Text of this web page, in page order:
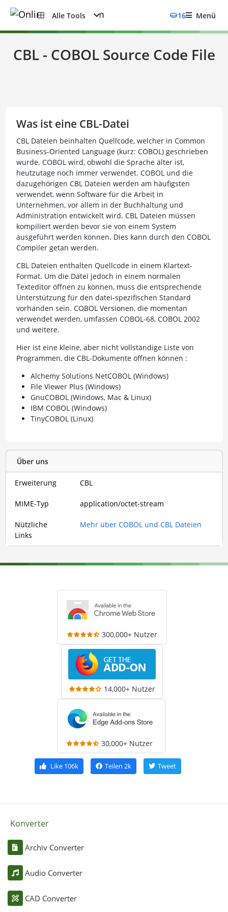
Alle Tools 16 Menü
CBL - COBOL Source Code File
Was ist eine CBL-Datei
CBL Dateien beinhalten Quellcode, welcher in Common
Business-Oriented Language (kurz: COBOL) geschrieben
wurde. COBOL wird, obwohl die Sprache älter ist,
heutzutage noch immer verwendet. COBOL und die
dazugehörigen CBL Dateien werden am häufigsten
verwendet, wenn Software für die Arbeit in
Unternehmen, vor allem in der Buchhaltung und
Administration entwickelt wird. CBL Dateien müssen
kompiliert werden bevor sie von einem System
ausgeführt werden können. Dies kann durch den COBOL
Compiler getan werden.
CBL Dateien enthalten Quellcode in einem Klartext-
Format. Um die Datei jedoch in einem normalen
Texteditor öffnen zu können, muss die entsprechende
Unterstützung für den datei-spezifischen Standard
vorhanden sein. COBOL Versionen, die momentan
verwendet werden, umfassen COBOL-68, COBOL 2002
und weitere.
Hier ist eine kleine, aber nicht vollständige Liste von
Programmen, die CBL-Dokumente öffnen können :
Alchemy Solutions NetCOBOL (Windows)
File Viewer Plus (Windows)
GnuCOBOL (Windows, Mac & Linux)
IBM COBOL (Windows)
TinyCOBOL (Linux)
Über uns
Erweiterung CBL
MIME-Typ application/octet-stream
Nützliche
Links
Mehr über COBOL und CBL Dateien
300,000+ Nutzer
14,000+ Nutzer
30,000+ Nutzer
Like 106k Teilen 2k Tweet
Konverter
Archiv Converter
Audio Converter
CAD Converter